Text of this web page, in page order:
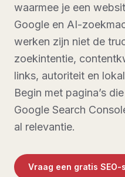
waarmee je een
Google en AI-
werken zijn niet de
zoekintentie,
links, autoriteit en
Begin met pagina’s
Google Search
al relevantie.
Vraag een gratis SEO-